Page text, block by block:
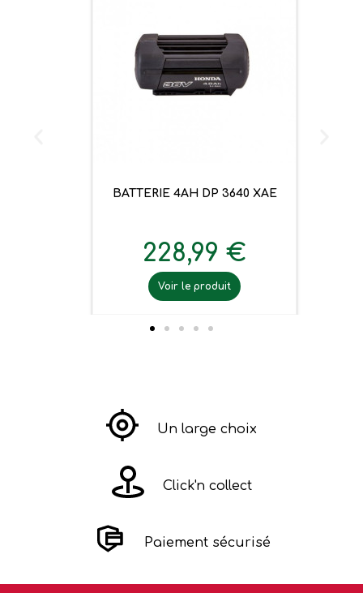
BATTERIE 4AH DP 3640 XAE
228,99 €
Voir le produit
Un large choix
Click'n collect
Paiement sécurisé